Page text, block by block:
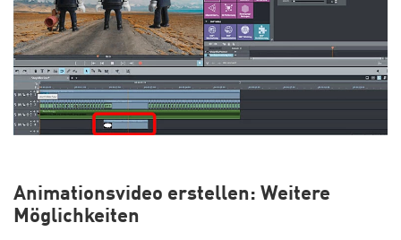
Animationsvideo erstellen: Weitere
Möglichkeiten